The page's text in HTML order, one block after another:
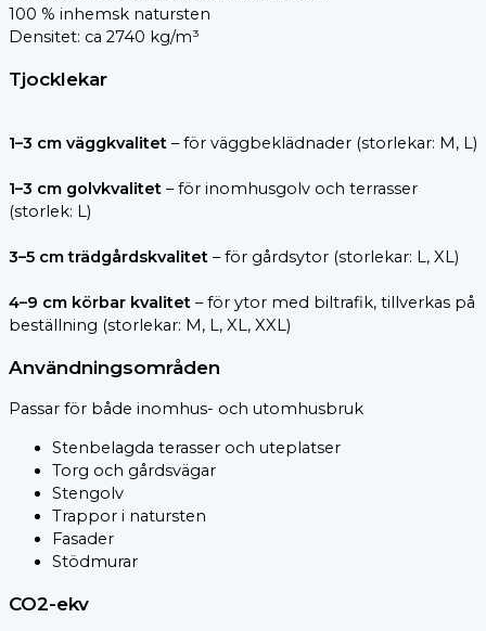
100 % inhemsk natursten
Densitet: ca 2740 kg/m³
Tjocklekar
1–3 cm väggkvalitet – för väggbeklädnader (storlekar: M, L)
1–3 cm golvkvalitet – för inomhusgolv och terrasser
(storlek: L)
3–5 cm trädgårdskvalitet – för gårdsytor (storlekar: L, XL)
4–9 cm körbar kvalitet – för ytor med biltrafik, tillverkas på
beställning (storlekar: M, L, XL, XXL)
Användningsområden
Passar för både inomhus- och utomhusbruk
Stenbelagda terasser och uteplatser
Torg och gårdsvägar
Stengolv
Trappor i natursten
Fasader
Stödmurar
CO2-ekv